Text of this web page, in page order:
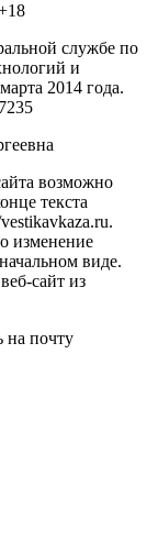
службе по
и
2014 года.
возможно
текста
изменение
виде.
сайт из
на почту